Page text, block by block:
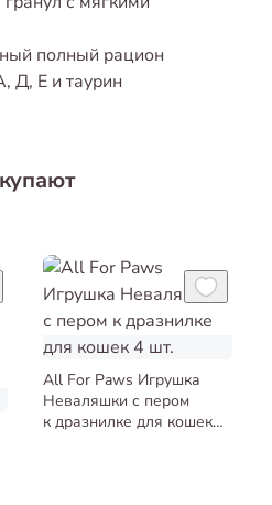
полный рацион
Д, Е и таурин
All For Paws Игрушка
Неваляшки с пером
к дразнилке для кошек